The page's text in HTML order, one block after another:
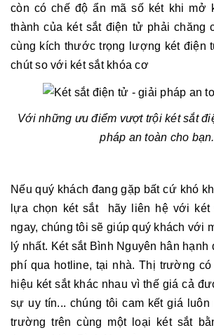
còn có chế độ ẩn mã số két khi mở
thành của két sắt điện tử phải chăng
cùng kích thước trọng lượng két điện
chút so với két sắt khóa cơ
Với những ưu điểm vượt trội két sắt
pháp an toàn cho bạn.
Nếu quý khách đang gặp bất cứ khó
lựa chọn két sắt hãy liên hệ với két
ngay, chúng tôi sẽ giúp quý khách với
lý nhất. Két sắt Bình Nguyên hân
phí qua hotline, tại nhà. Thị trường
hiệu két sắt khác nhau vì thế giá cả
sự uy tín... chúng tôi cam kết giá
trường trên cùng một loại két sắt